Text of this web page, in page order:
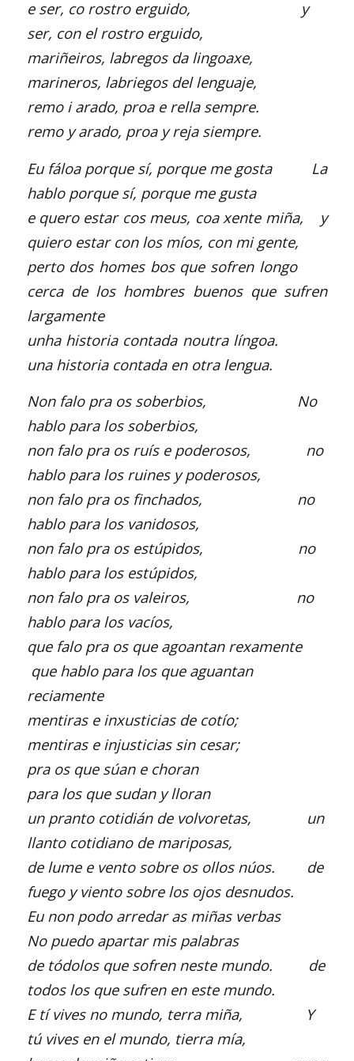
e ser, co rostro erguido, y
ser, con el rostro erguido,
mariñeiros, labregos da lingoaxe,
marineros, labriegos del lenguaje,
remo i arado, proa e rella sempre.
remo y arado, proa y reja siempre.
Eu fáloa porque sí, porque me gosta La
hablo porque sí, porque me gusta
e quero estar cos meus, coa xente miña, y
quiero estar con los míos, con mi gente,
perto dos homes bos que sofren longo
cerca de los hombres buenos que sufren
largamente
unha historia contada noutra língoa.
una historia contada en otra lengua.
Non falo pra os soberbios, No
hablo para los soberbios,
non falo pra os ruís e poderosos, no
hablo para los ruines y poderosos,
non falo pra os finchados, no
hablo para los vanidosos,
non falo pra os estúpidos, no
hablo para los estúpidos,
non falo pra os valeiros, no
hablo para los vacíos,
que falo pra os que agoantan rexamente
que hablo para los que aguantan
reciamente
mentiras e inxusticias de cotío;
mentiras e injusticias sin cesar;
pra os que súan e choran
para los que sudan y lloran
un pranto cotidián de volvoretas, un
llanto cotidiano de mariposas,
de lume e vento sobre os ollos núos. de
fuego y viento sobre los ojos desnudos.
Eu non podo arredar as miñas verbas
No puedo apartar mis palabras
de tódolos que sofren neste mundo. de
todos los que sufren en este mundo.
E tí vives no mundo, terra miña, Y
tú vives en el mundo, tierra mía,